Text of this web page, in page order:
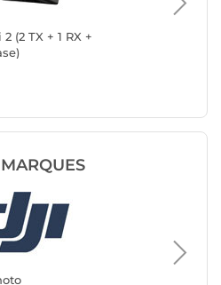
(2 TX + 1 RX +
Micro
Boya